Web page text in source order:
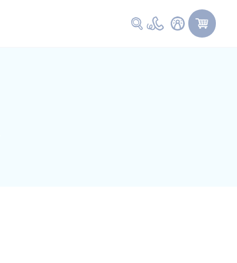
Faire une recherche